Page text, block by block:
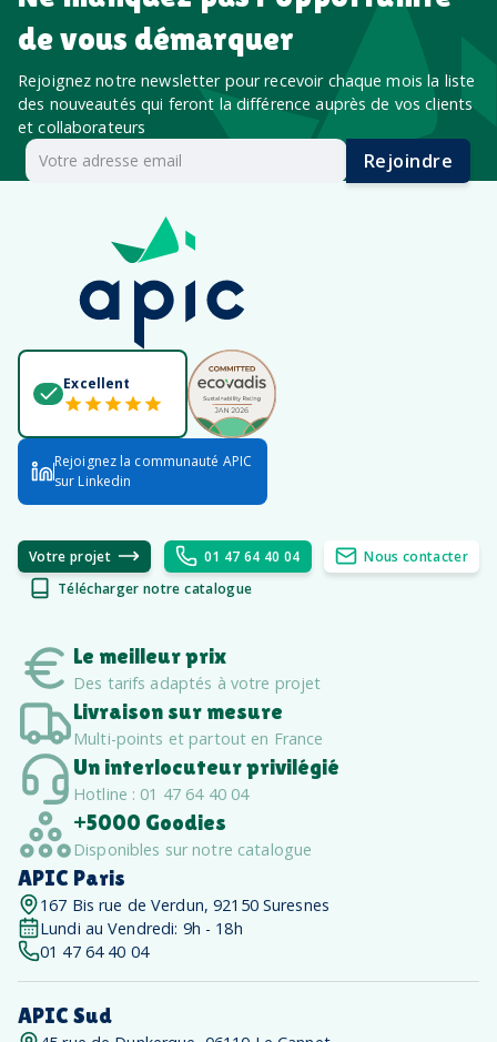
de vous démarquer
Rejoignez notre newsletter pour recevoir chaque mois la liste
des nouveautés qui feront la différence auprès de vos clients
et collaborateurs
Rejoindre
Excellent
Rejoignez la communauté APIC
sur Linkedin
Votre projet 01 47 64 40 04
Nous contacter
Télécharger notre catalogue
Le meilleur prix
Des tarifs adaptés à votre projet
Livraison sur mesure
Multi-points et partout en France
Un interlocuteur privilégié
Hotline : 01 47 64 40 04
+5000 Goodies
Disponibles sur notre catalogue
APIC Paris
167 Bis rue de Verdun, 92150 Suresnes
Lundi au Vendredi: 9h - 18h
01 47 64 40 04
APIC Sud